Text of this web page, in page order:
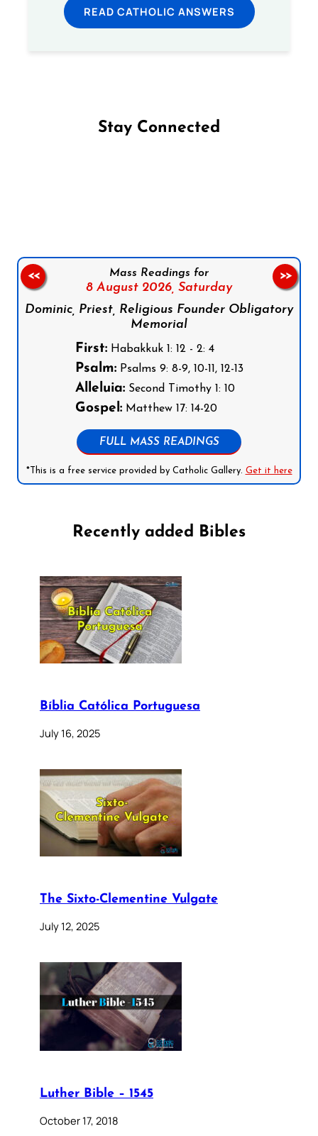
READ CATHOLIC ANSWERS
Stay Connected
Mass Readings for
8 August 2026, Saturday
Dominic, Priest, Religious Founder Obligatory
Memorial
First:Habakkuk 1: 12 - 2: 4
Psalm:Psalms 9: 8-9, 10-11, 12-13
Alleluia:Second Timothy 1: 10
Gospel:Matthew 17: 14-20
FULL MASS READINGS
*This is a free service provided by Catholic Gallery. Get it here
<< >>
Recently added Bibles
Bíblia Católica Portuguesa
July 16, 2025
The Sixto-Clementine Vulgate
July 12, 2025
Luther Bible – 1545
October 17, 2018